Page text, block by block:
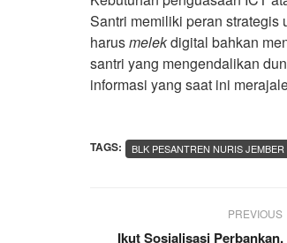
Santri memiliki peran strategis
harusmelekdigital bahkan
santri yang mengendalikan
informasi yang saat ini
TAGS: BLK PESANTREN NURIS JEMBER
PREVIOUS
Ikut Sosialisasi